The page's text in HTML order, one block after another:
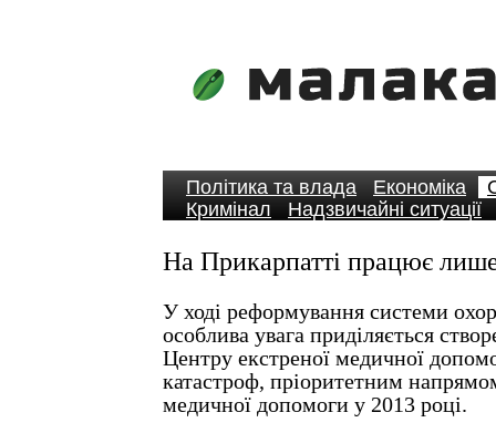
Політика та влада Економіка
Кримінал
Надзвичайні ситуації
На Прикарпатті працює
У ході реформування системи
особлива увага приділяється
Центру екстреної медичної
катастроф, пріоритетним
медичної допомоги у 2013 році.